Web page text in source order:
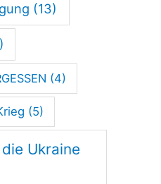
(13)
(4)
(5)
Ukraine